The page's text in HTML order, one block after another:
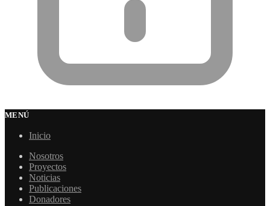
MENÚ
Inicio
Nosotros
Proyectos
Noticias
Publicaciones
Donadores